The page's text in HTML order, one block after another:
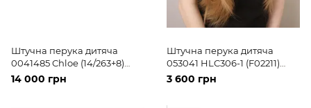
Штучна перука дитяча
0041485 Chloe (14/263+8)
Русяве волосся середньої
довжини
14 000 грн
Штучна перука дитяча
053041 HLC306-1 (F02211)
Русяве довге волосся
3 600 грн